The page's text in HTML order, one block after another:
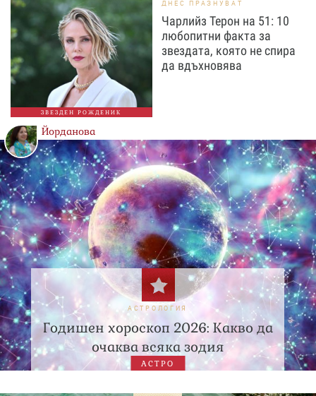
ЗВЕЗДЕН РОЖДЕНИК
ДНЕС ПРАЗНУВАТ
Чарлийз Терон на 51: 10
любопитни факта за
звездата, която не спира
да вдъхновява
Йорданова
АСТРОЛОГИЯ
Годишен хороскоп 2026: Какво да
очаква всяка зодия
АСТРО